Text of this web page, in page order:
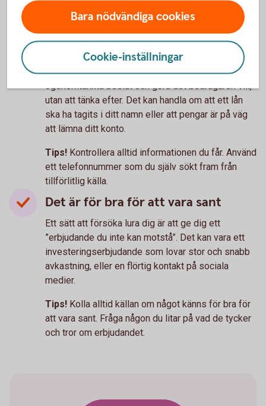
Agera aldrig snabbt, ta dig tid, tänk efter och
Det är bråttom
Stress och rädsla är ett sätt att få dig att fatta
ogenomtänkta beslut och göra det bedragaren vill,
utan att tänka efter. Det kan handla om att ett lån
ska ha tagits i ditt namn eller att pengar är på väg
att lämna ditt konto.
Tips! Kontrollera alltid informationen du får. Använd
ett telefonnummer som du själv sökt fram från
tillförlitlig källa.
Det är för bra för att vara sant
Ett sätt att försöka lura dig är att ge dig ett
”erbjudande du inte kan motstå”. Det kan vara ett
investeringserbjudande som lovar stor och snabb
avkastning, eller en flörtig kontakt på sociala
medier.
Tips! Kolla alltid källan om något känns för bra för
att vara sant. Fråga någon du litar på vad de tycker
och tror om erbjudandet.
Bara nödvändiga cookies
Cookie-inställningar